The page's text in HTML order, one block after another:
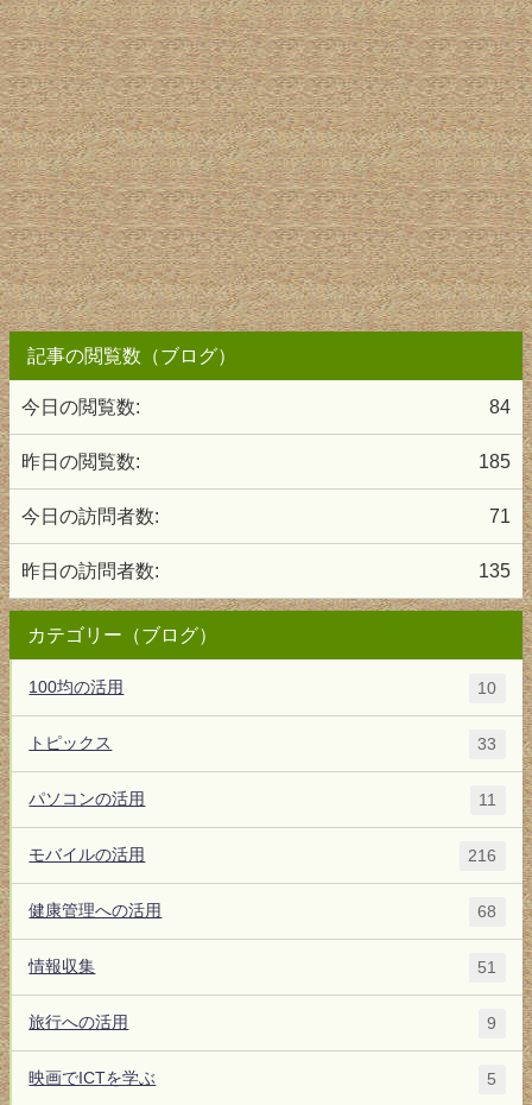
記事の閲覧数（ブログ）
84
今日の閲覧数:
185
昨日の閲覧数:
71
今日の訪問者数:
135
昨日の訪問者数:
カテゴリー（ブログ）
100均の活用 10
トピックス 33
パソコンの活用 11
モバイルの活用 216
健康管理への活用 68
情報収集 51
旅行への活用 9
映画でICTを学ぶ 5